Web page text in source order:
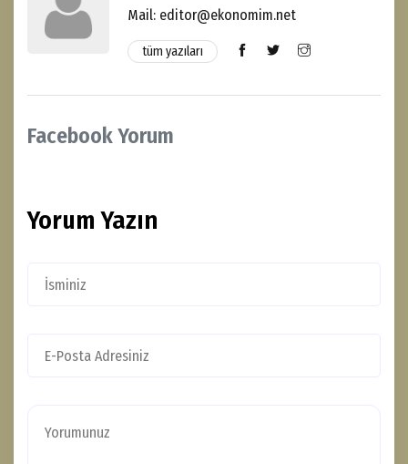
Mail: editor@ekonomim.net
tüm yazıları
Facebook Yorum
Yorum Yazın